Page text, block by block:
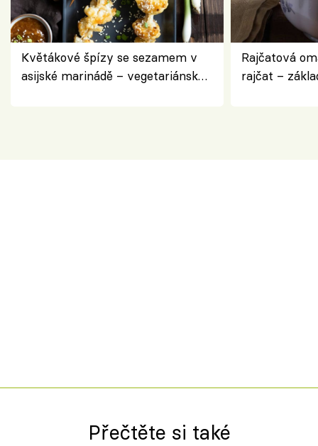
Květákové špízy se sezamem v
asijské marinádě – vegetariánská
Rajčatová
rajčat –
Přečtěte si také